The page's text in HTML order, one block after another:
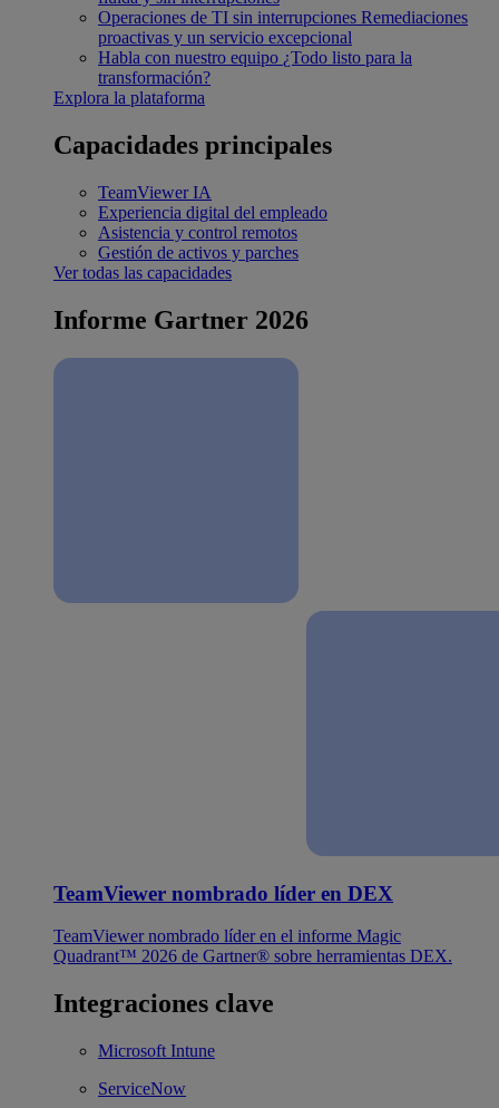
Operaciones de TI sin interrupciones Remediaciones
proactivas y un servicio excepcional
Habla con nuestro equipo ¿Todo listo para la
transformación?
Explora la plataforma
Capacidades principales
TeamViewer IA
Experiencia digital del empleado
Asistencia y control remotos
Gestión de activos y parches
Ver todas las capacidades
Informe Gartner 2026
TeamViewer nombrado líder en DEX
TeamViewer nombrado líder en el informe Magic
Quadrant™ 2026 de Gartner® sobre herramientas DEX.
Integraciones clave
Microsoft Intune
ServiceNow